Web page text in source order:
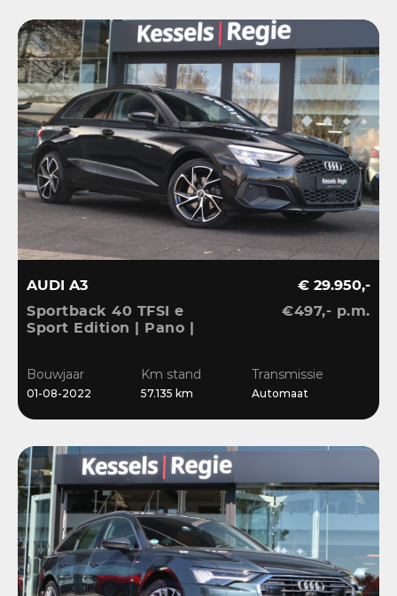
AUDI A3
Sportback 40 TFSI e
Sport Edition | Pano |
Stoelverwarming
€ 29.950,-
€497,- p.m.
Bouwjaar
01-08-2022
Km stand
57.135 km
Transmissie
Automaat